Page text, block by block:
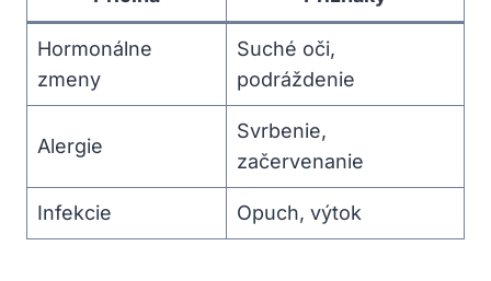
Hormonálne
zmeny
Suché oči,
podráždenie
Alergie
Svrbenie,
začervenanie
Infekcie Opuch,​ výtok